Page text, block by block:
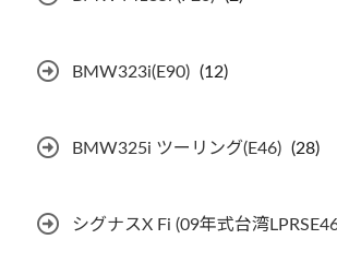
BMW323i(E90) (12)
BMW325i ツーリング(E46) (28)
シグナスX Fi (09年式台湾